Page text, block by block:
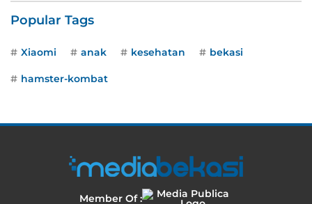
Popular Tags
Xiaomi anak kesehatan bekasi
hamster-kombat
Member Of :